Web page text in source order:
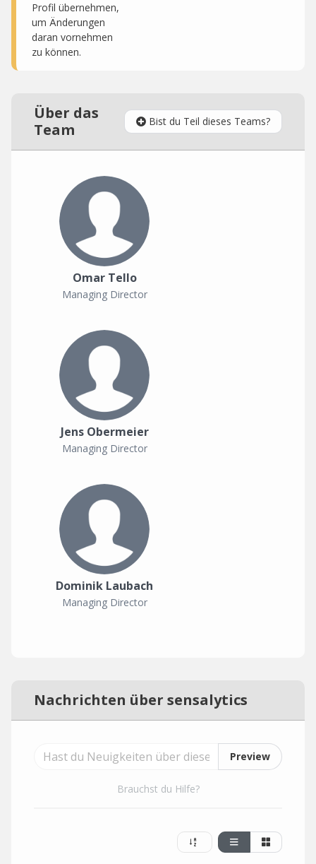
Profil übernehmen,
um Änderungen
daran vornehmen
zu können.
Über das
Team
Bist du Teil dieses Teams?
Omar Tello
Managing Director
Jens Obermeier
Managing Director
Dominik Laubach
Managing Director
Nachrichten über sensalytics
Preview
Brauchst du Hilfe?